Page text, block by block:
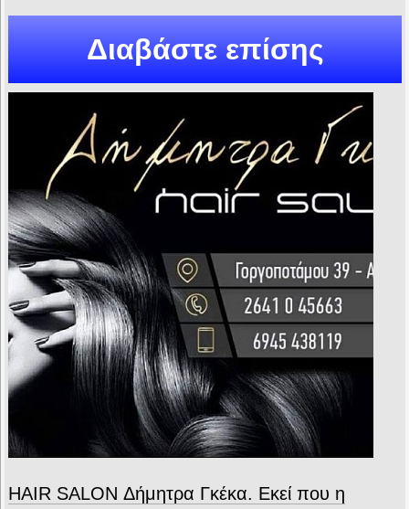
Διαβάστε επίσης
HAIR SALON Δήμητρα Γκέκα. Εκεί που η